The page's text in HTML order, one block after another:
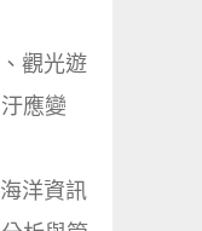
觀光遊
應變
洋資訊